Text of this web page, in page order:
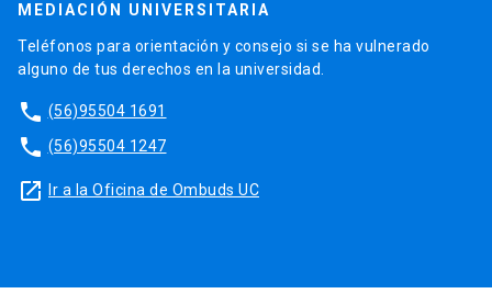
MEDIACIÓN UNIVERSITARIA
Teléfonos para orientación y consejo si se ha vulnerado
alguno de tus derechos en la universidad.
phone (56)95504 1691
phone (56)95504 1247
launch Ir a la Oficina de Ombuds UC